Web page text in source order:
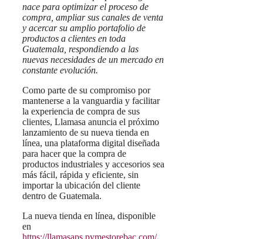
nace para optimizar el proceso de
compra, ampliar sus canales de venta
y acercar su amplio portafolio de
productos a clientes en toda
Guatemala, respondiendo a las
nuevas necesidades de un mercado en
constante evolución.
Como parte de su compromiso por
mantenerse a la vanguardia y facilitar
la experiencia de compra de sus
clientes, Llamasa anuncia el próximo
lanzamiento de su nueva tienda en
línea, una plataforma digital diseñada
para hacer que la compra de
productos industriales y accesorios sea
más fácil, rápida y eficiente, sin
importar la ubicación del cliente
dentro de Guatemala.
La nueva tienda en línea, disponible
en
https://llamasaps.pymestorebac.com/,